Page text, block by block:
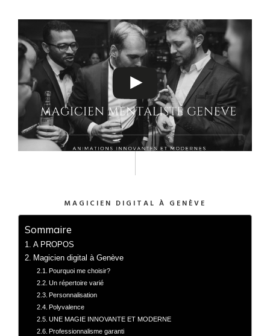
MAGICIEN DIGITAL À GENÈVE
Sommaire
A PROPOS
Magicien digital à Genève
Pourquoi me choisir?
Un répertoire varié
Personnalisation
Polyvalence
UNE MAGIE INNOVANTE ET MODERNE
Professionnalisme garanti